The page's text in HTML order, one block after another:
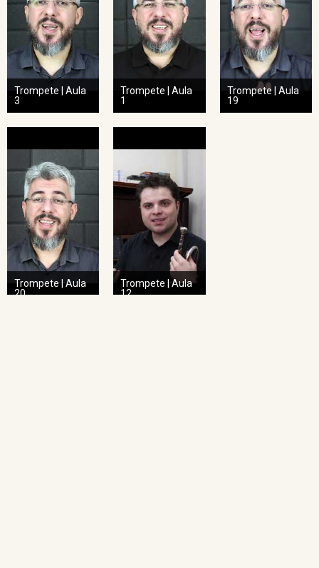
Trompete | Aula
3
Trompete | Aula
1
Trompete | Aula
19
Trompete | Aula
20
Trompete | Aula
12